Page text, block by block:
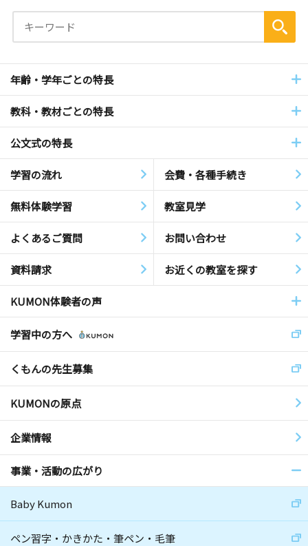
年齢・学年ごとの特長
教科・教材ごとの特長
公文式の特長
学習の流れ 会費・各種手続き
無料体験学習 教室見学
よくあるご質問 お問い合わせ
資料請求 お近くの教室を探す
KUMON体験者の声
学習中の方へ
くもんの先生募集
KUMONの原点
企業情報
事業・活動の広がり
Baby Kumon
ペン習字・かきかた・筆ペン・毛筆